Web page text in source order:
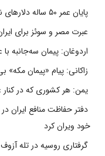
پایان عمر ۵۰ ساله دلارهای نفتی به دست ایران
عبرت مصر و سوئز برای
اردوغان: پیمان سه‌جانبه
زاکانی: پیام «پیمان
یمن: هر کشوری که در کنار
دفتر حفاظت منافع ایران
خود ویران کرد
گرفتاری روسیه در تله آزوف